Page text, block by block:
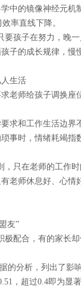
中的镜像神经元
率直线下降。
孩子在努力，晚
子的成长规律，慢
生活
老师给孩子调换
求和工作生活边
事时，情绪耗竭
，只在老师的工作
老师休息好、心情
友”
极配合，有的家长
的分析，列出了影
，超过0.4即为显